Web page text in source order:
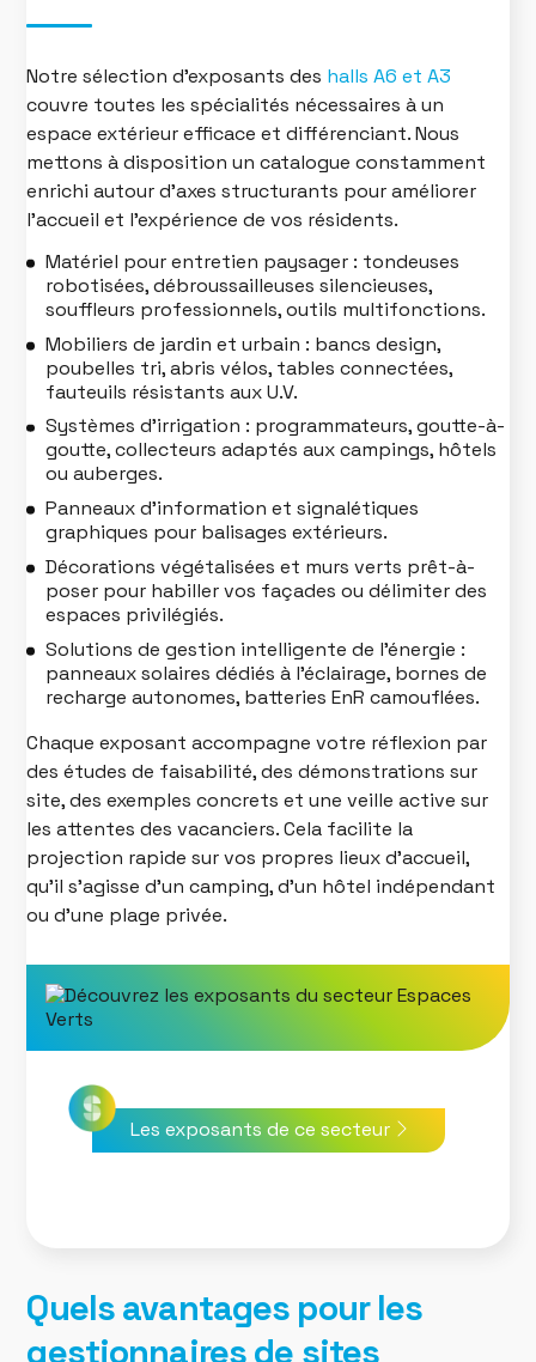
Notre sélection d’exposants des halls A6 et A3
couvre toutes les spécialités nécessaires à un
espace extérieur efficace et différenciant. Nous
mettons à disposition un catalogue constamment
enrichi autour d’axes structurants pour améliorer
l’accueil et l’expérience de vos résidents.
Matériel pour entretien paysager : tondeuses
robotisées, débroussailleuses silencieuses,
souffleurs professionnels, outils multifonctions.
Mobiliers de jardin et urbain : bancs design,
poubelles tri, abris vélos, tables connectées,
fauteuils résistants aux U.V.
Systèmes d’irrigation : programmateurs, goutte-à-
goutte, collecteurs adaptés aux campings, hôtels
ou auberges.
Panneaux d’information et signalétiques
graphiques pour balisages extérieurs.
Décorations végétalisées et murs verts prêt-à-
poser pour habiller vos façades ou délimiter des
espaces privilégiés.
Solutions de gestion intelligente de l’énergie :
panneaux solaires dédiés à l’éclairage, bornes de
recharge autonomes, batteries EnR camouflées.
Chaque exposant accompagne votre réflexion par
des études de faisabilité, des démonstrations sur
site, des exemples concrets et une veille active sur
les attentes des vacanciers. Cela facilite la
projection rapide sur vos propres lieux d’accueil,
qu’il s’agisse d’un camping, d’un hôtel indépendant
ou d’une plage privée.
Les exposants de ce secteur
Quels avantages pour les
gestionnaires de sites